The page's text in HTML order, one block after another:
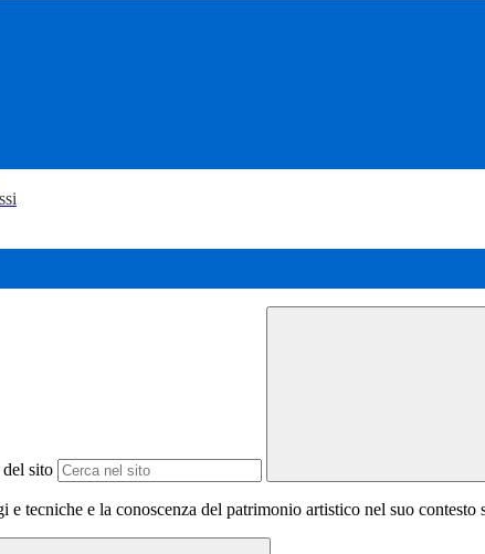
sito
e tecniche e la conoscenza del patrimonio artistico nel suo